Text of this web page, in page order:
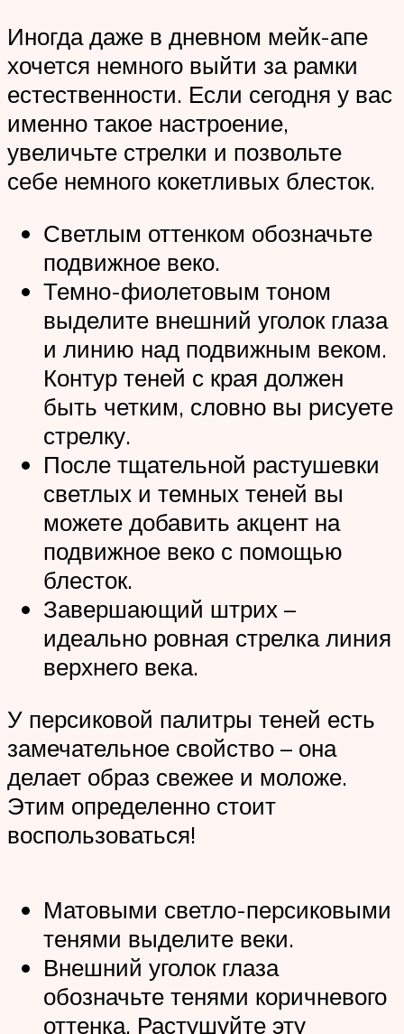
Иногда даже в дневном мейк-апе
хочется немного выйти за рамки
естественности. Если сегодня у вас
именно такое настроение,
увеличьте стрелки и позвольте
себе немного кокетливых блесток.
Светлым оттенком обозначьте
подвижное веко.
Темно-фиолетовым тоном
выделите внешний уголок глаза
и линию над подвижным веком.
Контур теней с края должен
быть четким, словно вы рисуете
стрелку.
После тщательной растушевки
светлых и темных теней вы
можете добавить акцент на
подвижное веко с помощью
блесток.
Завершающий штрих –
идеально ровная стрелка линия
верхнего века.
У персиковой палитры теней есть
замечательное свойство – она
делает образ свежее и моложе.
Этим определенно стоит
воспользоваться!
Матовыми светло-персиковыми
тенями выделите веки.
Внешний уголок глаза
обозначьте тенями коричневого
оттенка. Растушуйте эту